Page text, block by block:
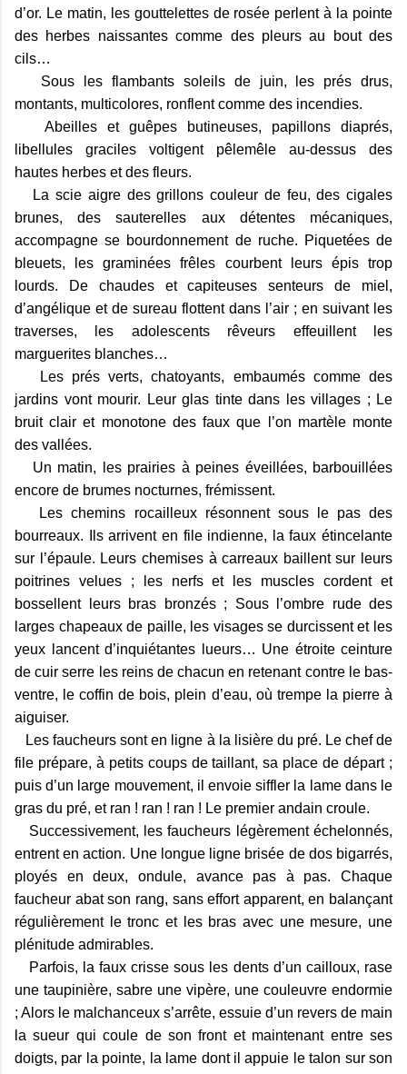
d’or. Le matin, les gouttelettes de rosée perlent à la pointe
des herbes naissantes comme des pleurs au bout des
cils…
Sous les flambants soleils de juin, les prés drus,
montants, multicolores, ronflent comme des incendies.
Abeilles et guêpes butineuses, papillons diaprés,
libellules graciles voltigent pêlemêle au-dessus des
hautes herbes et des fleurs.
La scie aigre des grillons couleur de feu, des cigales
brunes, des sauterelles aux détentes mécaniques,
accompagne se bourdonnement de ruche. Piquetées de
bleuets, les graminées frêles courbent leurs épis trop
lourds. De chaudes et capiteuses senteurs de miel,
d’angélique et de sureau flottent dans l’air ; en suivant les
traverses, les adolescents rêveurs effeuillent les
marguerites blanches…
Les prés verts, chatoyants, embaumés comme des
jardins vont mourir. Leur glas tinte dans les villages ; Le
bruit clair et monotone des faux que l’on martèle monte
des vallées.
Un matin, les prairies à peines éveillées, barbouillées
encore de brumes nocturnes, frémissent.
Les chemins rocailleux résonnent sous le pas des
bourreaux. Ils arrivent en file indienne, la faux étincelante
sur l’épaule. Leurs chemises à carreaux baillent sur leurs
poitrines velues ; les nerfs et les muscles cordent et
bossellent leurs bras bronzés ; Sous l’ombre rude des
larges chapeaux de paille, les visages se durcissent et les
yeux lancent d’inquiétantes lueurs… Une étroite ceinture
de cuir serre les reins de chacun en retenant contre le bas-
ventre, le coffin de bois, plein d’eau, où trempe la pierre à
aiguiser.
Les faucheurs sont en ligne à la lisière du pré. Le chef de
file prépare, à petits coups de taillant, sa place de départ ;
puis d’un large mouvement, il envoie siffler la lame dans le
gras du pré, et ran ! ran ! ran ! Le premier andain croule.
Successivement, les faucheurs légèrement échelonnés,
entrent en action. Une longue ligne brisée de dos bigarrés,
ployés en deux, ondule, avance pas à pas. Chaque
faucheur abat son rang, sans effort apparent, en balançant
régulièrement le tronc et les bras avec une mesure, une
plénitude admirables.
Parfois, la faux crisse sous les dents d’un cailloux, rase
une taupinière, sabre une vipère, une couleuvre endormie
; Alors le malchanceux s’arrête, essuie d’un revers de main
la sueur qui coule de son front et maintenant entre ses
doigts, par la pointe, la lame dont il appuie le talon sur son